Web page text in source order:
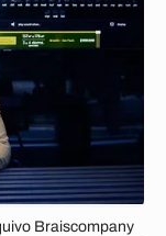
Braiscompany